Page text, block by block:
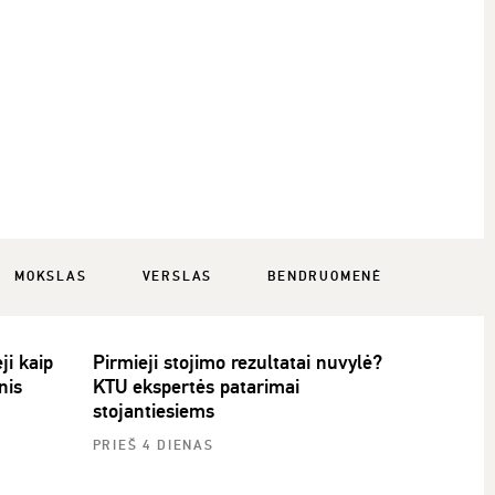
MOKSLAS VERSLAS BENDRUOMENĖ
kaip
Pirmieji stojimo rezultatai nuvylė?
KTU ekspertės patarimai
stojantiesiems
PRIEŠ 4 DIENAS